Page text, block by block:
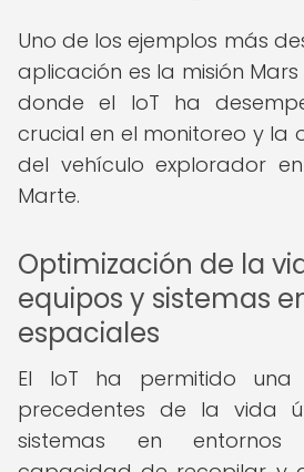
Uno de los ejemplos más
aplicación es la misión Mars
donde el IoT ha
crucial en el monitoreo y la
del vehículo explorador
Marte.
Optimización de la
equipos y sistemas
espaciales
El IoT ha permitido una
precedentes de la vida
sistemas en entornos